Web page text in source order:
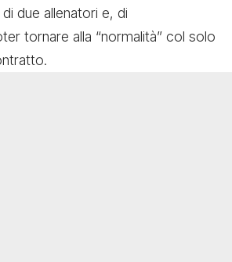
due allenatori e, di
tornare alla “normalità” col solo